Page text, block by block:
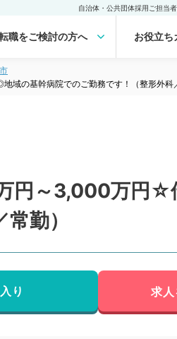
自治体・公共団体採用ご担当
職をご検討の方へ お役立ち
域の基幹病院でのご勤務です！（整形外科
円～3,000万円
勤）
り 求